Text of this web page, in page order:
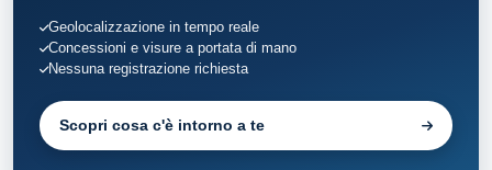
Geolocalizzazione in tempo reale
Concessioni e visure a portata di mano
Nessuna registrazione richiesta
Scopri cosa c'è intorno a te